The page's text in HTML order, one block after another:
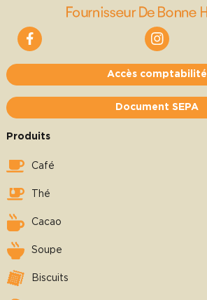
Accès comptabilité
Document SEPA
Produits
Café
Thé
Cacao
Soupe
Biscuits